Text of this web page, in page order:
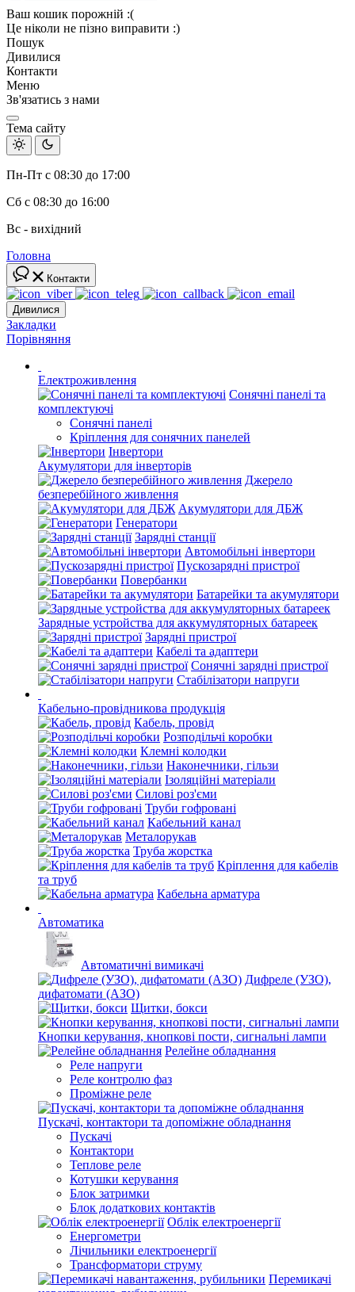
Ваш кошик порожній :(
Це ніколи не пізно виправити :)
Пошук
Дивилися
Контакти
Меню
Зв'язатись з нами
Тема сайту
Пн-Пт с 08:30 до 17:00
Сб с 08:30 до 16:00
Вс - вихідний
Головна
Контакти
Дивилися
Закладки
Порівняння
Електроживлення
Сонячні панелі та
комплектуючі
Сонячні панелі
Кріплення для сонячних панелей
Інвертори
Акумулятори для інверторів
Джерело
безперебійного живлення
Акумулятори для ДБЖ
Генератори
Зарядні станції
Автомобільні інвертори
Пускозарядні пристрої
Повербанки
Батарейки та акумулятори
Зарядные устройства для аккумуляторных батареек
Зарядні пристрої
Кабелі та адаптери
Сонячні зарядні пристрої
Стабілізатори напруги
Кабельно-провідникова продукція
Кабель, провід
Розподільчі коробки
Клемні колодки
Наконечники, гільзи
Ізоляційні матеріали
Силові роз'єми
Труби гофровані
Кабельний канал
Металорукав
Труба жорстка
Кріплення для кабелів
та труб
Кабельна арматура
Автоматика
Автоматичні вимикачі
Дифреле (УЗО),
дифатомати (АЗО)
Щитки, бокси
Кнопки керування, кнопкові пости, сигнальні лампи
Релейне обладнання
Реле напруги
Реле контролю фаз
Проміжне реле
Пускачі, контактори та допоміжне обладнання
Пускачі
Контактори
Теплове реле
Котушки керування
Блок затримки
Блок додаткових контактів
Облік електроенергії
Енергометри
Лічильники електроенергії
Трансформатори струму
Перемикачі